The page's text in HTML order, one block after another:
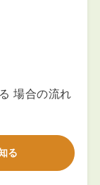
場合の流れ
る